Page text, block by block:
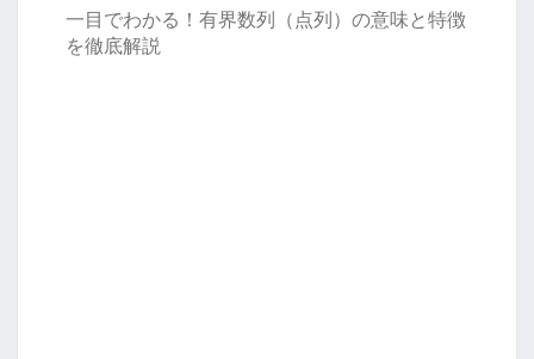
一目でわかる！有界数列（点列）の意味と特徴
を徹底解説